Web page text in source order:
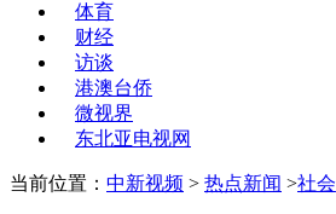
体育
财经
访谈
港澳台侨
微视界
东北亚电视网
当前位置： 中新视频 > 热点新闻 >社会